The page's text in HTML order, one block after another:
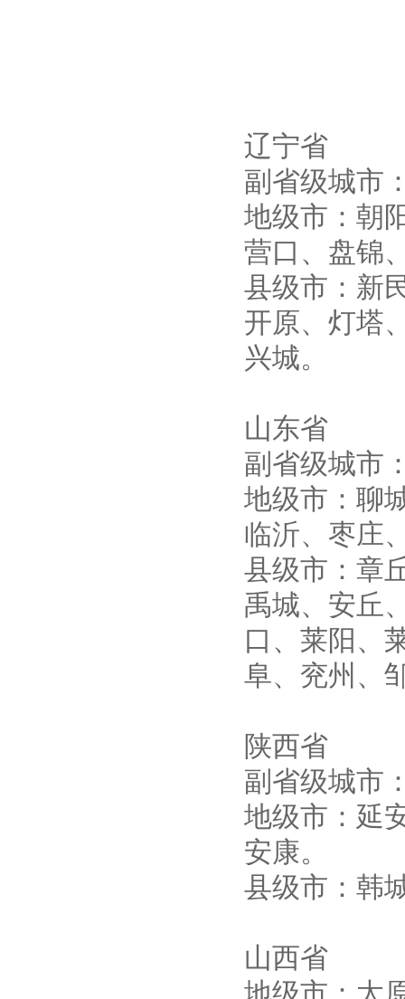
辽宁省
副省级城市
地级市：朝
营口、盘锦
县级市：新
开原、灯塔
兴城。
山东省
副省级城市
地级市：聊
临沂、枣庄
县级市：章
禹城、安丘
口、莱阳、
阜、兖州、
陕西省
副省级城
地级市：延
安康。
县级市：韩
山西省